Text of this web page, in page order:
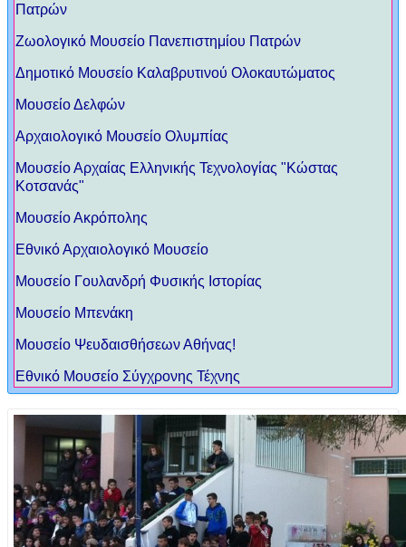
Πατρών
Ζωολογικό Μουσείο Πανεπιστημίου Πατρών
Δημοτικό Μουσείο Καλαβρυτινού Ολοκαυτώματος
Μουσείο Δελφών
Αρχαιολογικό Μουσείο Ολυμπίας
Μουσείο Αρχαίας Ελληνικής Τεχνολογίας "Κώστας
Κοτσανάς"
Μουσείο Ακρόπολης
Eθνικό Αρχαιολογικό Μουσείο
Μουσείο Γουλανδρή Φυσικής Ιστορίας
Μουσείο Μπενάκη
Μουσείο Ψευδαισθήσεων Αθήνας!
Εθνικό Μουσείο Σύγχρονης Τέχνης